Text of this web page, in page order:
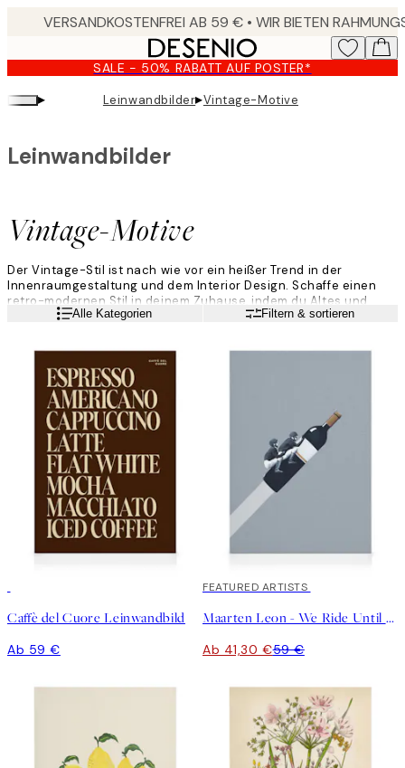
content.
SALE - 50% RABATT AUF POSTER*
▸ Leinwandbilder▸Vintage-Motive
Vintage-Motive
Leinwandbilder
Der Vintage-Stil ist nach wie vor ein heißer Trend in der
Innenraumgestaltung und dem Interior Design. Schaffe einen
retro-modernen Stil in deinem Zuhause, indem du Altes und
Neues mit Hilfe unserer Leinwandbilder mit Vintage-Design
Pflanzen, die an alte Poster aus dem Biologieunterricht erinnern,
oder mit Bildern von Orten und Umgebungen aus einer
vergangenen Zeit.
WeiterlesenAlle Kategorien Filtern & sortieren
Caffè del Cuore Leinwandbild
Ab 59 €
30%*
FEATURED ARTISTS
Maarten Leon - We Ride Until Dawn Leinwandbild
Ab 41,30 €59 €